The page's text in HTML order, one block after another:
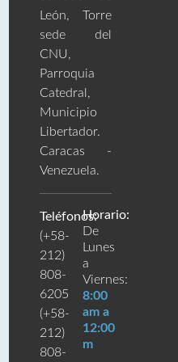
León, Torre
sede del
CNU,
Parroquia
Catedral,
Municipio
Libertador.
Caracas -
Venezuela.
Teléfonos:
(+58-
212)
808-
6205
(+58-
212)
808-
Horario:
De
Lunes
a
Viernes:
8:00
am a
12:00
m